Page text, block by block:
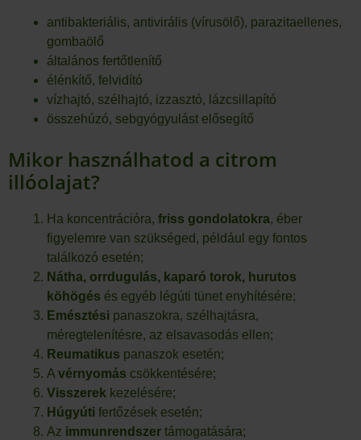
antibakteriális, antivirális (vírusölő), parazitaellenes,
gombaölő
általános fertőtlenítő
élénkítő, felvidító
vízhajtó, szélhajtó, izzasztó, lázcsillapító
összehúzó, sebgyógyulást elősegítő
Mikor használhatod a citrom
illóolajat?
Ha koncentrációra, friss gondolatokra, éber
figyelemre van szükséged, például egy fontos
találkozó esetén;
Nátha, orrdugulás, kaparó torok, hurutos
köhögés és egyéb légúti tünet enyhítésére;
Emésztési panaszokra, szélhajtásra,
méregtelenítésre, az elsavasodás ellen;
Reumatikus panaszok esetén;
A vérnyomás csökkentésére;
Visszerek kezelésére;
Húgyúti fertőzések esetén;
Az immunrendszer támogatására;